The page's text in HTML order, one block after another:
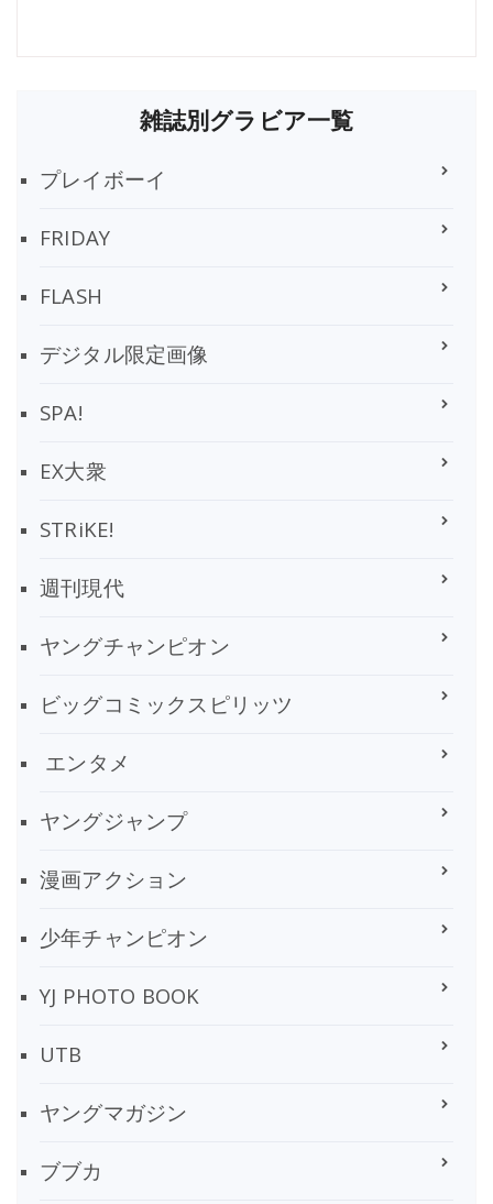
雑誌別グラビア一覧
プレイボーイ
FRIDAY
FLASH
デジタル限定画像
SPA!
EX大衆
STRiKE!
週刊現代
ヤングチャンピオン
ビッグコミックスピリッツ
エンタメ
ヤングジャンプ
漫画アクション
少年チャンピオン
YJ PHOTO BOOK
UTB
ヤングマガジン
ブブカ